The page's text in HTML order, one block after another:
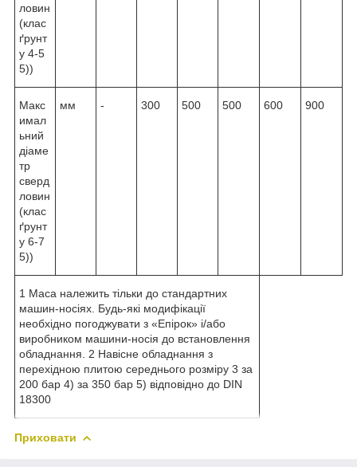
ловин
(клас
ґрунт
у 4-5
5))
Макс
имал
ьний
діаме
тр
сверд
ловин
(клас
ґрунт
у 6-7
5))
мм - 300 500 500 600 900
1 Маса належить тільки до стандартних
машин-носіях. Будь-які модифікації
необхідно погоджувати з «Епірок» і/або
виробником машини-носія до встановлення
обладнання. 2 Навісне обладнання з
перехідною плитою середнього розміру 3 за
200 бар 4) за 350 бар 5) відповідно до DIN
18300
Приховати